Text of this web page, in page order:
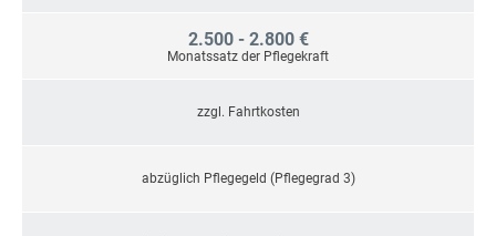
2.500 - 2.800 €
Monatssatz der Pflegekraft
zzgl. Fahrtkosten
abzüglich Pflegegeld (Pflegegrad 3)